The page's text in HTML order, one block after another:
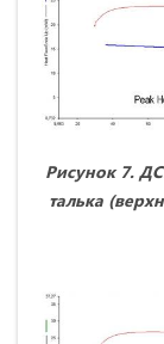
Рисунок 7.
талька